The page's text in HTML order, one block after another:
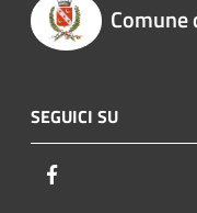
Comune
SEGUICI SU